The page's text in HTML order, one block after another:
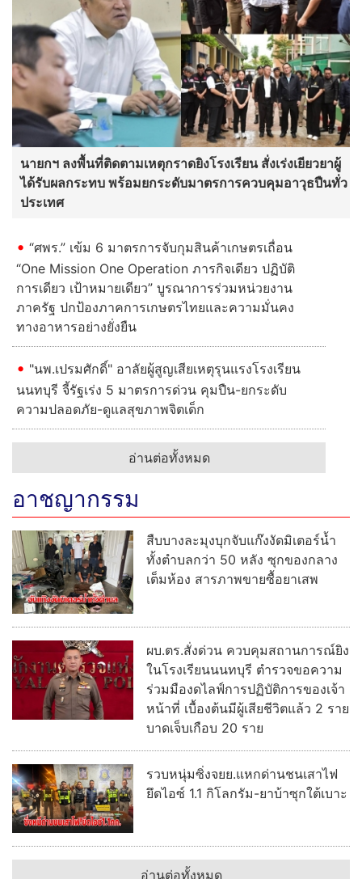
นายกฯ ลงพื้นที่ติดตามเหตุกราดยิงโรงเรียน สั่งเร่งเยียวยาผู้
ได้รับผลกระทบ พร้อมยกระดับมาตรการควบคุมอาวุธปืนทั่ว
ประเทศ
“ศพร.” เข้ม 6 มาตรการจับกุมสินค้าเกษตรเถื่อน
“One Mission One Operation ภารกิจเดียว ปฏิบัติ
การเดียว เป้าหมายเดียว” บูรณาการร่วมหน่วยงาน
ภาครัฐ ปกป้องภาคการเกษตรไทยและความมั่นคง
ทางอาหารอย่างยั่งยืน
"นพ.เปรมศักดิ์" อาลัยผู้สูญเสียเหตุรุนแรงโรงเรียน
นนทบุรี จี้รัฐเร่ง 5 มาตรการด่วน คุมปืน-ยกระดับ
ความปลอดภัย-ดูแลสุขภาพจิตเด็ก
อ่านต่อทั้งหมด
อาชญากรรม
สืบบางละมุงบุกจับแก๊งงัดมิเตอร์น้ำ
ทั้งตำบลกว่า 50 หลัง ซุกของกลาง
เต็มห้อง สารภาพขายซื้อยาเสพ
ผบ.ตร.สั่งด่วน ควบคุมสถานการณ์ยิง
ในโรงเรียนนนทบุรี ตำรวจขอความ
ร่วมมืองดไลฟ์การปฏิบัติการของเจ้า
หน้าที่ เบื้องต้นมีผู้เสียชีวิตแล้ว 2 ราย
บาดเจ็บเกือบ 20 ราย
รวบหนุ่มซิ่งจยย.แหกด่านชนเสาไฟ
ยึดไอซ์ 1.1 กิโลกรัม-ยาบ้าซุกใต้เบาะ
อ่านต่อทั้งหมด